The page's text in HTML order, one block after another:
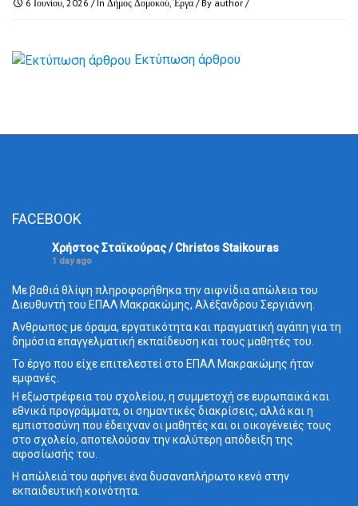
6 Ιουνίου, 2026 / In Δήμος Δομοκού,Έργα / By author /
Εκτύπωση άρθρου
FACEBOOK
Χρήστος Σταϊκούρας / Christos Staikouras
1 day ago
Με βαθιά θλίψη πληροφορήθηκα την αιφνίδια απώλεια του
Διευθυντή του ΕΠΑΛ Μακρακώμης, Αλέξανδρου Σεργιάννη.
Άνθρωπος με όραμα, εργατικότητα και πραγματική αγάπη για τη
δημόσια επαγγελματική εκπαίδευση και τους μαθητές του.
Το έργο που είχε επιτελεστεί στο ΕΠΑΛ Μακρακώμης ήταν
εμφανές.
Η εξωστρέφεια του σχολείου, η συμμετοχή σε ευρωπαϊκά και
εθνικά προγράμματα, οι σημαντικές διακρίσεις, αλλά και η
εμπιστοσύνη που έδειχναν οι μαθητές και οι οικογένειές τους
στο σχολείο, αποτελούσαν την καλύτερη απόδειξη της
αφοσίωσής του.
Η απώλειά του αφήνει ένα δυσαναπλήρωτο κενό στην
εκπαιδευτική κοινότητα.